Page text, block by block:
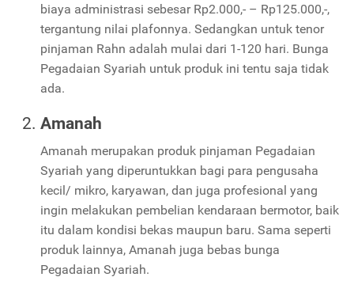
biaya administrasi sebesar Rp2.000,- – Rp125.000,-,
tergantung nilai plafonnya. Sedangkan untuk tenor
pinjaman Rahn adalah mulai dari 1-120 hari. Bunga
Pegadaian Syariah untuk produk ini tentu saja tidak
ada.
Amanah
Amanah merupakan produk pinjaman Pegadaian
Syariah yang diperuntukkan bagi para pengusaha
kecil/ mikro, karyawan, dan juga profesional yang
ingin melakukan pembelian kendaraan bermotor, baik
itu dalam kondisi bekas maupun baru. Sama seperti
produk lainnya, Amanah juga bebas bunga
Pegadaian Syariah.